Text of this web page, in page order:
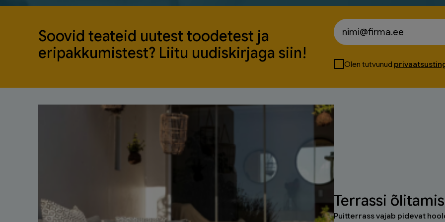
Soovid teateid uutest toodetest ja
eripakkumistest? Liitu uudiskirjaga siin!
Olen tutvunud
Terrassi
Puitterrass vajab pidevat